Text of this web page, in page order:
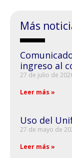
Más
ingreso al
27 de julio de
Leer más »
Uso del
27 de mayo de
Leer más »